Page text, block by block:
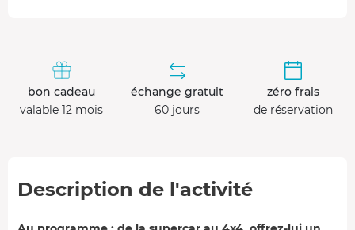
bon cadeau
valable 12 mois
échange gratuit
60 jours
zéro frais
de réservation
Description de l'activité